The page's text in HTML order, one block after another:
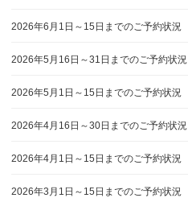
2026年6月1日～15日までのご予約状況
2026年5月16日～31日までのご予約状況
2026年5月1日～15日までのご予約状況
2026年4月16日～30日までのご予約状況
2026年4月1日～15日までのご予約状況
2026年3月1日～15日までのご予約状況